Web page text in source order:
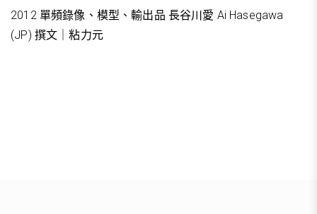
2012 單頻錄像、模型、輸出品 長谷川愛 Ai Hasegawa
(JP) 撰文｜粘力元